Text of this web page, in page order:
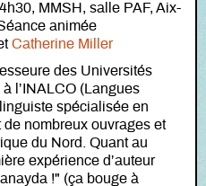
MMSH, salle PAF, Aix-
animée
Catherine Miller
des Universités
l’INALCO (Langues
spécialisée en
nombreux ouvrages et
du Nord. Quant au
expérience d’auteur
!" (ça bouge à